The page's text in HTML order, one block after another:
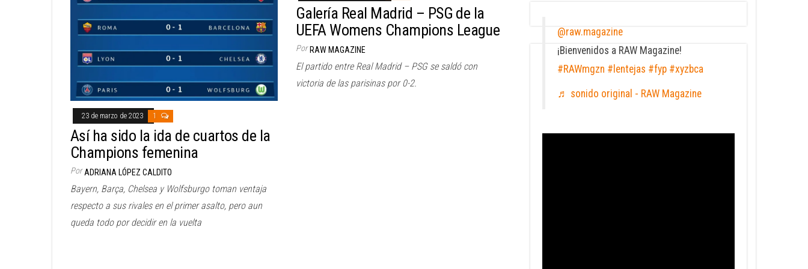
23 de marzo de 2023 1
Así ha sido la ida de cuartos de la
Champions femenina
Por ADRIANA LÓPEZ CALDITO
Bayern, Barça, Chelsea y Wolfsburgo toman ventaja
respecto a sus rivales en el primer asalto, pero aun
queda todo por decidir en la vuelta
Galería Real Madrid – PSG de la
UEFA Womens Champions League
Por RAW MAGAZINE
El partido entre Real Madrid – PSG se saldó con
victoria de las parisinas por 0-2.
@raw.magazine
¡Bienvenidos a RAW Magazine!
#RAWmgzn #lentejas #fyp #xyzbca
♬ sonido original - RAW Magazine